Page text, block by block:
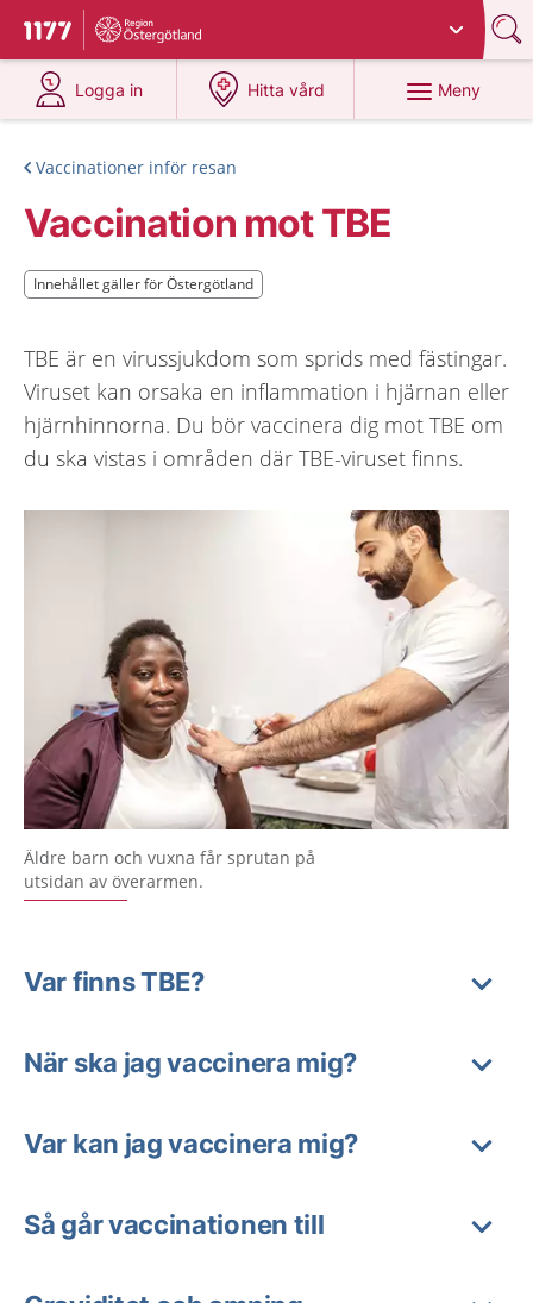
Till startsidan för 1177
Du har valt region
Logga in
på 1177.se
Hitta vård
på 1177.se
Meny
Vaccinationer inför resan
Vaccination mot TBE
Innehållet gäller för Östergötland
Innehållet gäller för Östergötland
TBE är en virussjukdom som sprids med fästingar.
Viruset kan orsaka en inflammation i hjärnan eller
hjärnhinnorna. Du bör vaccinera dig mot TBE om
du ska vistas i områden där TBE-viruset finns.
Äldre barn och vuxna får sprutan på
utsidan av överarmen.
Var finns TBE?
När ska jag vaccinera mig?
Var kan jag vaccinera mig?
Så går vaccinationen till